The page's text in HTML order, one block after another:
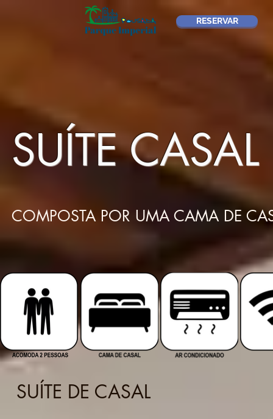
RESERVAR
SUÍTE CASAL
COMPOSTA POR UMA CAMA DE
SUÍTE DE CASAL